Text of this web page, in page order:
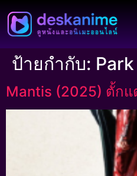
ป้ายกำกับ:
Mantis (2025) ตั้ก